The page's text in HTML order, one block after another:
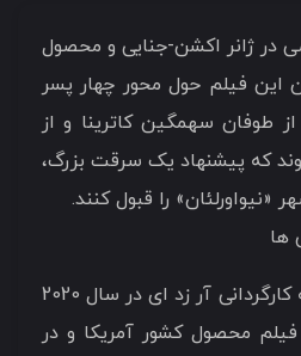
در ژانر اکشن-جنایی و محصول
این فیلم حول محور چهار پسر
طوفان سهمگین کاترینا و از
که پیشنهاد یک سرقت بزرگ،
را قبول کنند.
ها
فیلم شهر آدمکش ها به کارگردانی آر زد ای در سال 2020
محصول کشور آمریکا و در